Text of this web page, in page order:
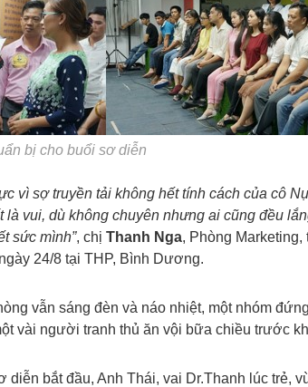
bị cho buổi sơ diễn
vì sợ truyền tải không hết tính cách của cô
là vui, dù không chuyên nhưng ai cũng đều
sức mình”, chị Thanh Nga, Phòng Marketing,
24/8 tại THP, Bình Dương.
vẫn sáng đèn và náo nhiệt, một nhóm
vài người tranh thủ ăn vội bữa chiều trước
bắt đầu, Anh Thái, vai Dr.Thanh lúc trẻ,